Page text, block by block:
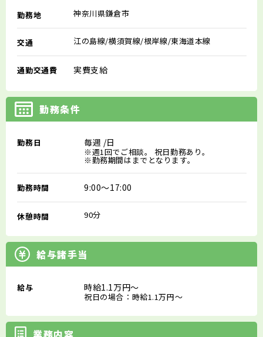
勤務地 神奈川県鎌倉市
交通 江の島線/横須賀線/根岸線/東海道本線
通勤交通費 実費支給
勤務条件
勤務日 毎週 /日
※週1回でご相談。 祝日勤務あり。
※勤務期間はまでとなります。
勤務時間 9:00～17:00
休憩時間 90分
給与諸手当
給与 時給1.1万円～
祝日の場合：時給1.1万円～
業務内容